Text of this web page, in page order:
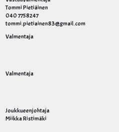
Tommi Pietiäinen
040 7758247
tommi.pietiainen83@gmail.com
Valmentaja
Valmentaja
Joukkueenjohtaja
Miikka Ristimäki